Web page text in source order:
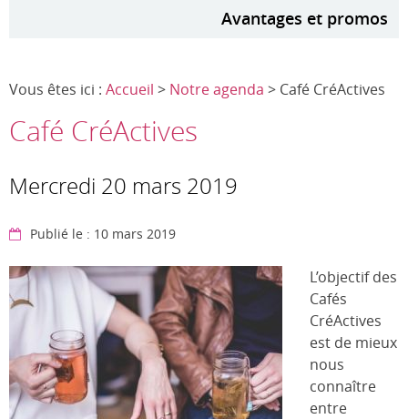
Avantages et promos
Vous êtes ici : Accueil > Notre agenda > Café CréActives
Café CréActives
Mercredi 20 mars 2019
Publié le : 10 mars 2019
L’objectif des
Cafés
CréActives
est de mieux
nous
connaître
entre